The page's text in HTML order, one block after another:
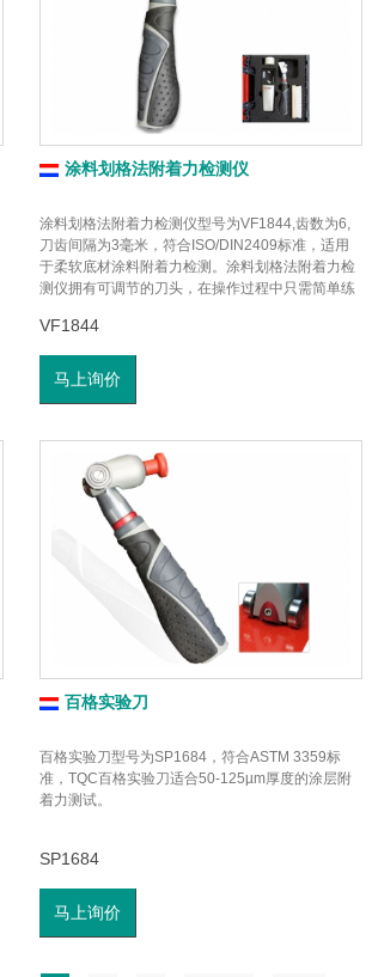
涂料划格法附着力检测仪
涂料划格法附着力检测仪型号为VF1844,齿数为6,
刀齿间隔为3毫米，符合ISO/DIN2409标准，适用
于柔软底材涂料附着力检测。涂料划格法附着力检
测仪拥有可调节的刀头，在操作过程中只需简单练
VF1844
马上询价
百格实验刀
百格实验刀型号为SP1684，符合ASTM 3359标
准，TQC百格实验刀适合50-125µm厚度的涂层附
着力测试。
SP1684
马上询价